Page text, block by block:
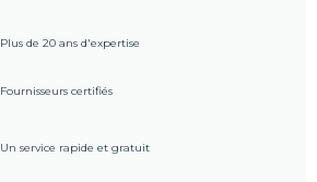
Plus de 20 ans d'expertise
Fournisseurs certifiés
Un service rapide et gratuit